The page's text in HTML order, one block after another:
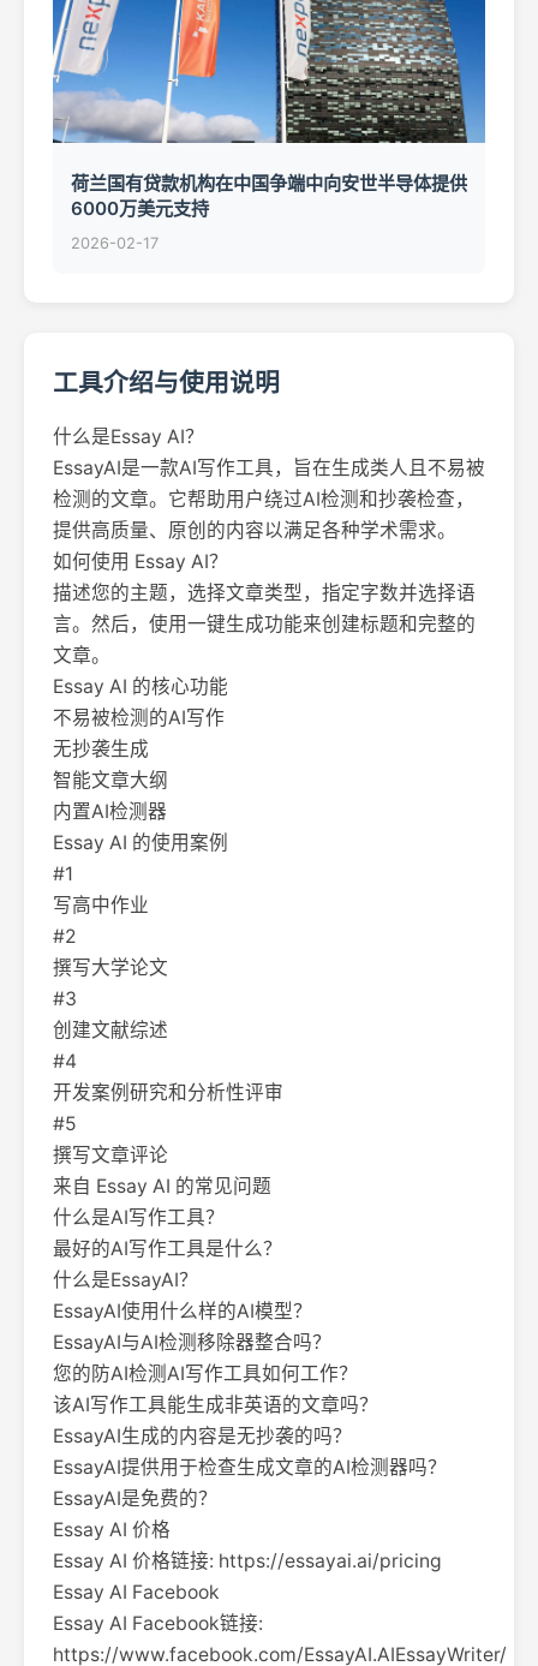
荷兰国有贷款机构在中国争端中向安世半导体提供
6000万美元支持
2026-02-17
工具介绍与使用说明
什么是Essay AI？
EssayAI是一款AI写作工具，旨在生成类人且不易被
检测的文章。它帮助用户绕过AI检测和抄袭检查，
提供高质量、原创的内容以满足各种学术需求。
如何使用 Essay AI？
描述您的主题，选择文章类型，指定字数并选择语
言。然后，使用一键生成功能来创建标题和完整的
文章。
Essay AI 的核心功能
不易被检测的AI写作
无抄袭生成
智能文章大纲
内置AI检测器
Essay AI 的使用案例
#1
写高中作业
#2
撰写大学论文
#3
创建文献综述
#4
开发案例研究和分析性评审
#5
撰写文章评论
来自 Essay AI 的常见问题
什么是AI写作工具？
最好的AI写作工具是什么？
什么是EssayAI？
EssayAI使用什么样的AI模型？
EssayAI与AI检测移除器整合吗？
您的防AI检测AI写作工具如何工作？
该AI写作工具能生成非英语的文章吗？
EssayAI生成的内容是无抄袭的吗？
EssayAI提供用于检查生成文章的AI检测器吗？
EssayAI是免费的？
Essay AI 价格
Essay AI 价格链接: https://essayai.ai/pricing
Essay AI Facebook
Essay AI Facebook链接:
https://www.facebook.com/EssayAI.AIEssayWriter/